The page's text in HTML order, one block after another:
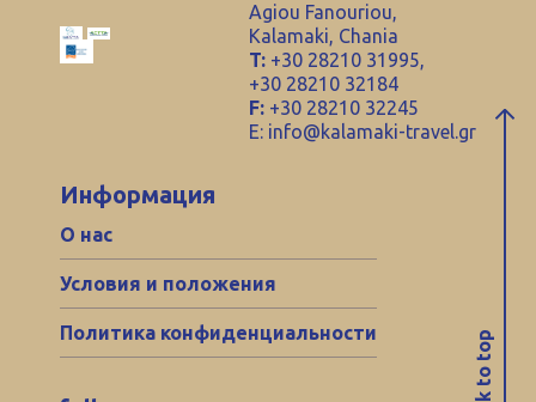
Agiou Fanouriou,
Kalamaki, Chania
T: +30 28210 31995,
+30 28210 32184
F: +30 28210 32245
E: info@kalamaki-travel.gr
Информация
О нас
Условия и положения
Политика конфиденциальности